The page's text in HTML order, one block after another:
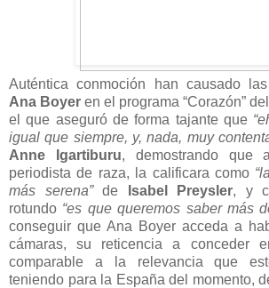
Auténtica conmoción han causado
Ana Boyer en el programa “Corazón”
el que aseguró de forma tajante que
igual que siempre, y, nada, muy
Anne Igartiburu, demostrando que
periodista de raza, la calificara como
más serena”de Isabel Preysler, y
rotundo “es que queremos saber más
conseguir que Ana Boyer acceda a
cámaras, su reticencia a conceder
comparable a la relevancia que
teniendo para la España del momento,